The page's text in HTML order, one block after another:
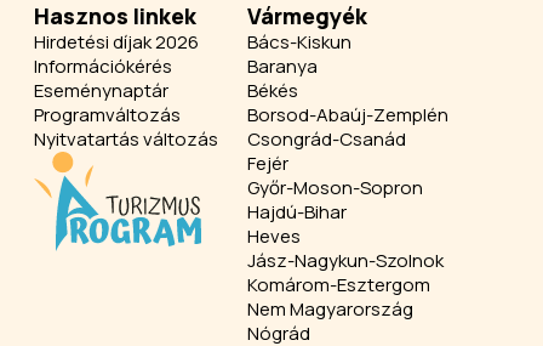
Hasznos linkek
Hirdetési díjak 2026
Információkérés
Eseménynaptár
Programváltozás
Nyitvatartás változás
Vármegyék
Bács-Kiskun
Baranya
Békés
Borsod-Abaúj-Zemplén
Csongrád-Csanád
Fejér
Győr-Moson-Sopron
Hajdú-Bihar
Heves
Jász-Nagykun-Szolnok
Komárom-Esztergom
Nem Magyarország
Nógrád